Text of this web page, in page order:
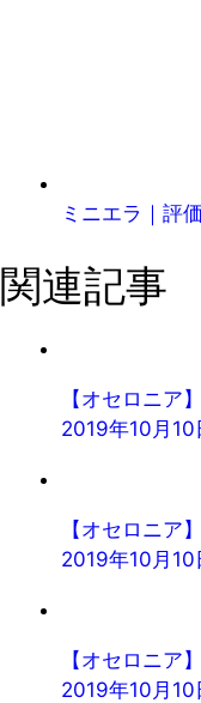
ミニエラ｜評
関連記事
【オセロニア
2019年10月10
【オセロニア
2019年10月10
【オセロニア
2019年10月10